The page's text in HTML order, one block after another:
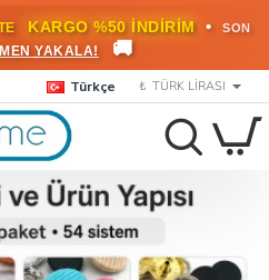
KARGO %50 İNDİRİM •
SON
YAKALA! 🚚
Türkçe ₺ TÜRK LIRASI